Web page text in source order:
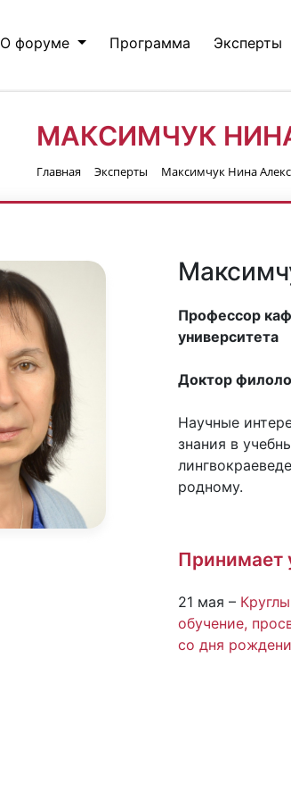
О форуме Программа Эксперты
МАКСИМЧУК
Главная Эксперты Максимчук Нина
Профессор
университета
Доктор
Научные
знания в
родному.
Принимает
21 мая –
обучение,
со дня